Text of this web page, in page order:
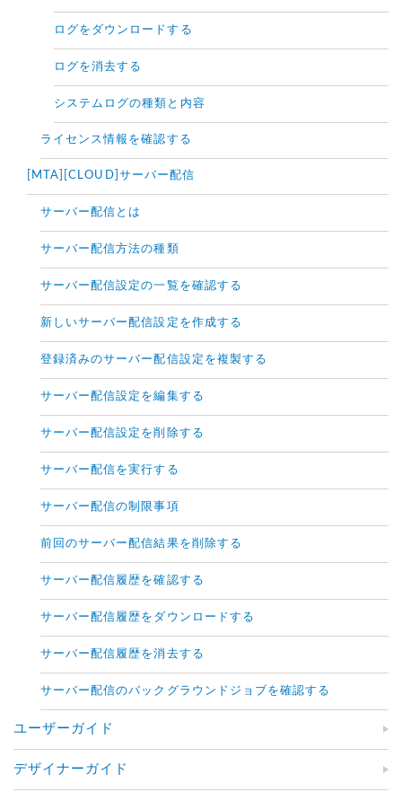
ログをダウンロードする
ログを消去する
システムログの種類と内容
ライセンス情報を確認する
[MTA][CLOUD]サーバー配信
サーバー配信とは
サーバー配信方法の種類
サーバー配信設定の一覧を確認する
新しいサーバー配信設定を作成する
登録済みのサーバー配信設定を複製する
サーバー配信設定を編集する
サーバー配信設定を削除する
サーバー配信を実行する
サーバー配信の制限事項
前回のサーバー配信結果を削除する
サーバー配信履歴を確認する
サーバー配信履歴をダウンロードする
サーバー配信履歴を消去する
サーバー配信のバックグラウンドジョブを確認する
ユーザーガイド
デザイナーガイド